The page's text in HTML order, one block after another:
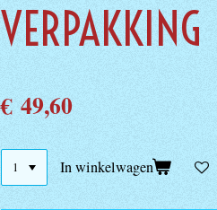
VERPAKKING
€ 49,60
In winkelwagen